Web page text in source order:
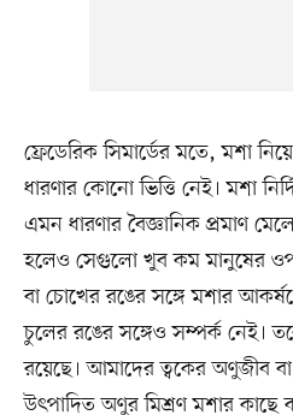
ফ্রেডেরিক সিমার্ডের মতে, মশা
ধারণার কোনো ভিত্তি নেই। মশা
এমন ধারণার বৈজ্ঞানিক প্রমাণ
হলেও সেগুলো খুব কম মানুষের
বা চোখের রঙের সঙ্গে মশার
চুলের রঙের সঙ্গেও সম্পর্ক নেই।
রয়েছে। আমাদের ত্বকের অণুজীব বা
উৎপাদিত অণুর মিশ্রণ মশার কাছে